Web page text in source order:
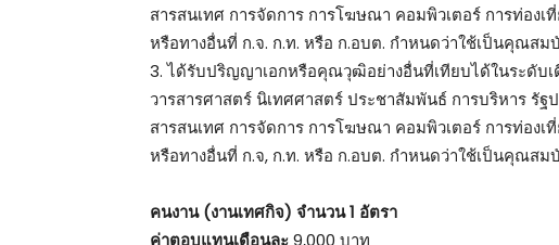
สารสนเทศ การจัดการ การโฆษณา คอมพิวเตอร์ การท่องเ
หรือทางอื่นที่ ก.จ. ก.ท. หรือ ก.อบต. กำหนดว่าใช้เป็นคุณส
3. ได้รับปริญญาเอกหรือคุณวุฒิอย่างอื่นที่เทียบได้ในระดับ
วารสารศาสตร์ นิเทศศาสตร์ ประชาสัมพันธ์ การบริหาร รั
สารสนเทศ การจัดการ การโฆษณา คอมพิวเตอร์ การท่องเ
หรือทางอื่นที่ ก.จ, ก.ท. หรือ ก.อบต. กำหนดว่าใช้เป็นคุณส
คนงาน (งานเทศกิจ) จำนวน 1 อัตรา